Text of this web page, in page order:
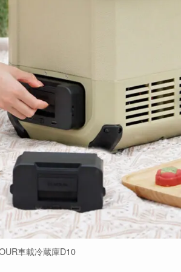
車載冷蔵庫D10